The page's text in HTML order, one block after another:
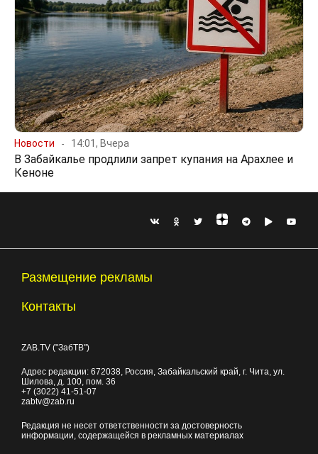
Новости 14:01, Вчера
В Забайкалье продлили запрет купания на Арахлее и
Кеноне
Размещение рекламы
Контакты
ZAB.TV ("ЗабТВ")
Адрес редакции: 672038, Россия, Забайкальский край, г. Чита, ул.
Шилова, д. 100, пом. 36
+7 (3022) 41-51-07
zabtv@zab.ru
Редакция не несет ответственности за достоверность
информации, содержащейся в рекламных материалах